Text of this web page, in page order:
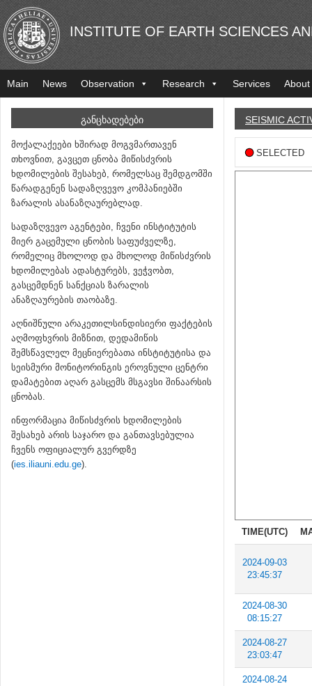
INSTITUTE OF EARTH SCIENCES
Main News Observation Research Services About
ᲒᲐᲜᲪᲮᲐᲓᲔᲑᲔᲑᲘ
მოქალაქეები ხშირად მოგვმართავენ
თხოვნით, გავცეთ ცნობა მიწისძვრის
ხდომილების შესახებ, რომელსაც შემდგომში
წარადგენენ სადაზღვევო კომპანიებში
ზარალის ასანაზღაურებლად.
სადაზღვევო აგენტები, ჩვენი ინსტიტუტის
მიერ გაცემული ცნობის საფუძველზე,
რომელიც მხოლოდ და მხოლოდ მიწისძვრის
ხდომილებას ადასტურებს, ვეჭვობთ,
გასცემდნენ სანქციას ზარალის
ანაზღაურების თაობაზე.
აღნიშნული არაკეთილსინდისიერი ფაქტების
აღმოფხვრის მიზნით, დედამიწის
შემსწავლელ მეცნიერებათა ინსტიტუტისა და
სეისმური მონიტორინგის ეროვნული ცენტრი
დამატებით აღარ გასცემს მსგავსი შინაარსის
ცნობას.
ინფორმაცია მიწისძვრის ხდომილების
შესახებ არის საჯარო და განთავსებულია
ჩვენს ოფიციალურ გვერდზე
(ies.iliauni.edu.ge).
SEISMIC
SELECTED
TIME(UTC)
2024-09-03
23:45:37
2024-08-30
08:15:27
2024-08-27
23:03:47
2024-08-24